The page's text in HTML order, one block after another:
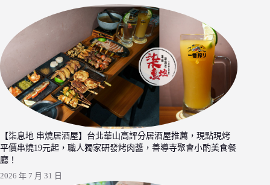
【柒息地 串燒居酒屋】台北華山高評分居酒屋推薦，現點現烤
平價串燒19元起，職人獨家研發烤肉醬，善導寺聚會小酌美食餐
廳！
2026 年 7 月 31 日